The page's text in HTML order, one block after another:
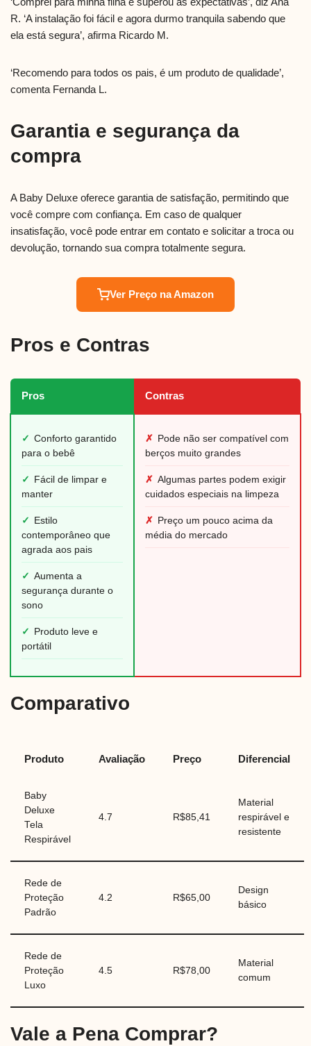
R. ‘A instalação foi fácil e agora durmo tranquila sabendo que
ela está segura’, afirma Ricardo M.
‘Recomendo para todos os pais, é um produto de qualidade’,
comenta Fernanda L.
Garantia e segurança da
compra
A Baby Deluxe oferece garantia de satisfação, permitindo que
você compre com confiança. Em caso de qualquer
insatisfação, você pode entrar em contato e solicitar a troca ou
devolução, tornando sua compra totalmente segura.
Ver Preço na Amazon
Pros e Contras
Pros Contras
✓ Conforto garantido
para o bebê
✓
Fácil de limpar e
manter
✓
Estilo
contemporâneo que
agrada aos pais
✓ Aumenta a
segurança durante o
sono
✓
Produto leve e
portátil
✗ Pode não ser compatível com
berços muito grandes
✗ Algumas partes podem exigir
cuidados especiais na limpeza
✗ Preço um pouco acima da
média do mercado
Comparativo
Produto Avaliação Preço Diferencial
Baby
Deluxe
Tela
Respirável
4.7 R$85,41
Material
respirável e
resistente
Rede de
Proteção
Padrão
4.2 R$65,00
Design
básico
Rede de
Proteção
Luxo
4.5 R$78,00
Material
comum
Vale a Pena Comprar?